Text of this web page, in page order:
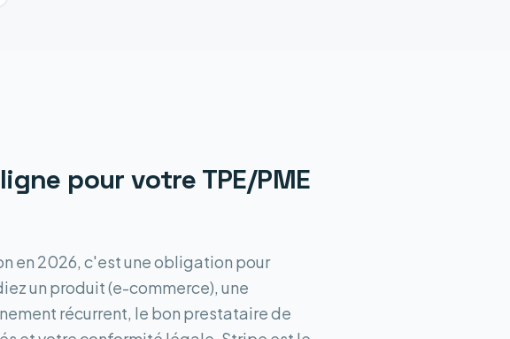
pour votre TPE/PME
en 2026, c'est une obligation pour
un produit (e-commerce), une
récurrent, le bon prestataire de